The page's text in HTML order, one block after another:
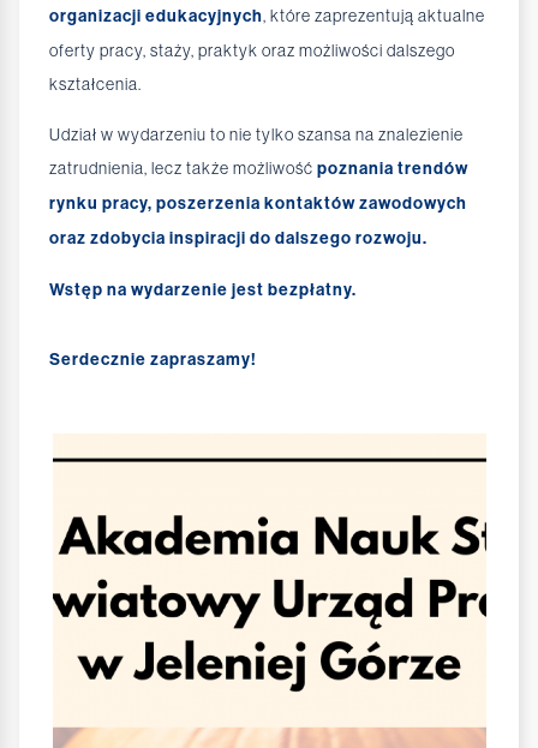
organizacji edukacyjnych, które zaprezentują aktualne
oferty pracy, staży, praktyk oraz możliwości dalszego
kształcenia.
Udział w wydarzeniu to nie tylko szansa na znalezienie
zatrudnienia, lecz także możliwość poznania trendów
rynku pracy, poszerzenia kontaktów zawodowych
oraz zdobycia inspiracji do dalszego rozwoju.
Wstęp na wydarzenie jest bezpłatny.
Serdecznie zapraszamy!